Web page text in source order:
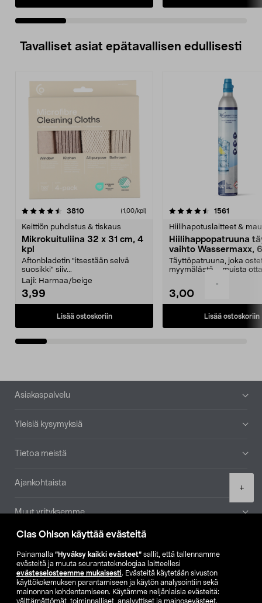
Clas Ohlson käyttää evästeitä
Painamalla ”Hyväksy kaikki evästeet” sallit, että tallennamme
evästeitä ja muuta seurantateknologiaa laitteellesi
evästeselosteemme mukaisesti. Evästeitä käytetään sivuston
käyttökokemuksen parantamiseen ja käytön analysointiin sekä
mainonnan kohdentamiseen. Käytämme neljänlaisia evästeitä:
välttämättömät, toiminnalliset, analyyttiset ja mainosevästeet.
-
+
Tavalliset asiat epätavallisen edullisesti
3810arvostelut (1,00/kpl)
Keittiön puhdistus & tiskaus
Mikrokuituliina 32 x 31 cm, 4
kpl
Aftonbladetin "itsestään selvä
suosikki" siiv...
Laji: Harmaa/beige
3,99
Lisää ostoskoriin
4.5viidestä
1561
Hiilihapotuslaitteet &
Hiilihappopatruuna
vaihto Wassermaxx,
Täyttöpatruuna, joka
myymälästä – muista
3,00
Lisää ostoskoriin
4.5viidestä
Alatunniste
Asiakaspalvelu
Yleisiä kysymyksiä
Tietoa meistä
Ajankohtaista
Muut yrityksemme
Etsi myymälä
SE NO FI
FI SV